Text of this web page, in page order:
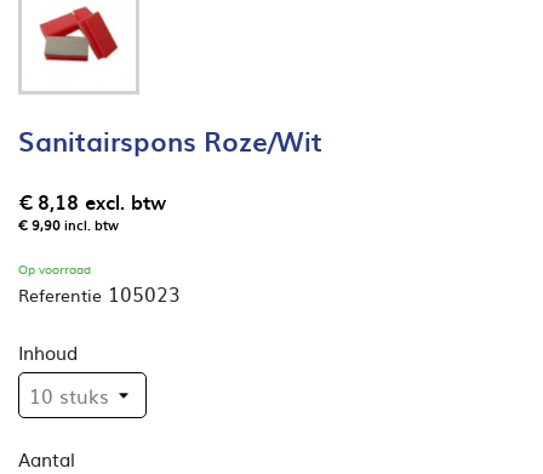
Sanitairspons Roze/wit
€ 8,18 excl. btw
€ 9,90incl. btw
Op voorraad
Referentie 105023
Inhoud
Aantal